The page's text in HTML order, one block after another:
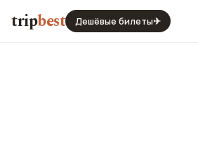
tripbest Дешёвые билеты✈